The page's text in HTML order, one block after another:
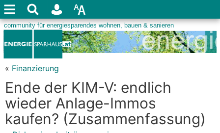
« Finanzierung
Ende der KIM-V: endlich
wieder Anlage-Immos
kaufen? (Zusammenfassung)